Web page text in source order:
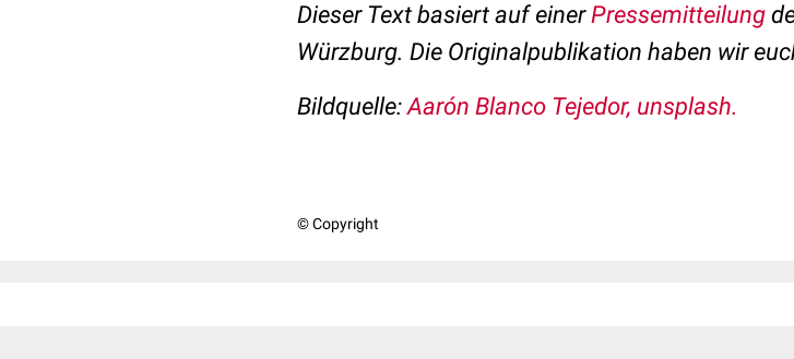
Dieser Text basiert auf einerPressemitteilung
Würzburg. Die Originalpublikation haben wir
Bildquelle:Aarón Blanco Tejedor, unsplash.
© Copyright